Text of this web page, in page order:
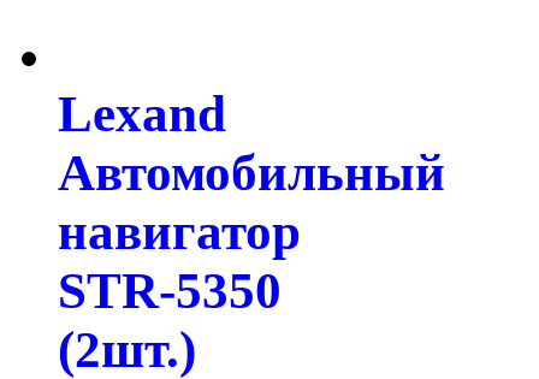
Lexand
Автомобильный
навигатор
STR-5350
(2шт.)